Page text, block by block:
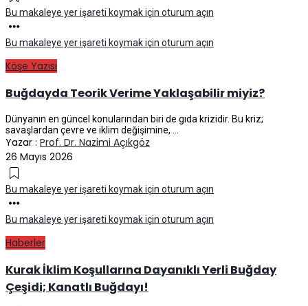
Bu makaleye yer işareti koymak için oturum açın
Bu makaleye yer işareti koymak için oturum açın
Köşe Yazısı
Buğdayda Teorik Verime Yaklaşabilir miyiz?
Dünyanın en güncel konularından biri de gıda krizidir. Bu kriz;
savaşlardan çevre ve iklim değişimine, ...
Yazar : Prof. Dr. Nazimi Açıkgöz
26 Mayıs 2026
Bu makaleye yer işareti koymak için oturum açın
Bu makaleye yer işareti koymak için oturum açın
Haberler
Kurak İklim Koşullarına Dayanıklı Yerli Buğday
Çeşidi; Kanatlı Buğdayı!